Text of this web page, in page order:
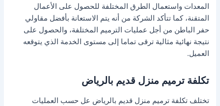
المعدات واستعمال الطرق المختلفة للحصول على الأعمال
المتقنة، كما تتأكد الشركة من أنه يتم الاستعانة بأفضل مقاولي
حفر الباطن من أجل عمليات الترميم المختلفة، والحصول على
نتيجة نهائية مثالية ترقى تماما إلى مستوى الخدمة الذي يتوقعه
العميل.
تكلفة ترميم منزل قديم بالرياض
تختلف تكلفة ترميم منزل قديم بالرياض عل حسب العمليات